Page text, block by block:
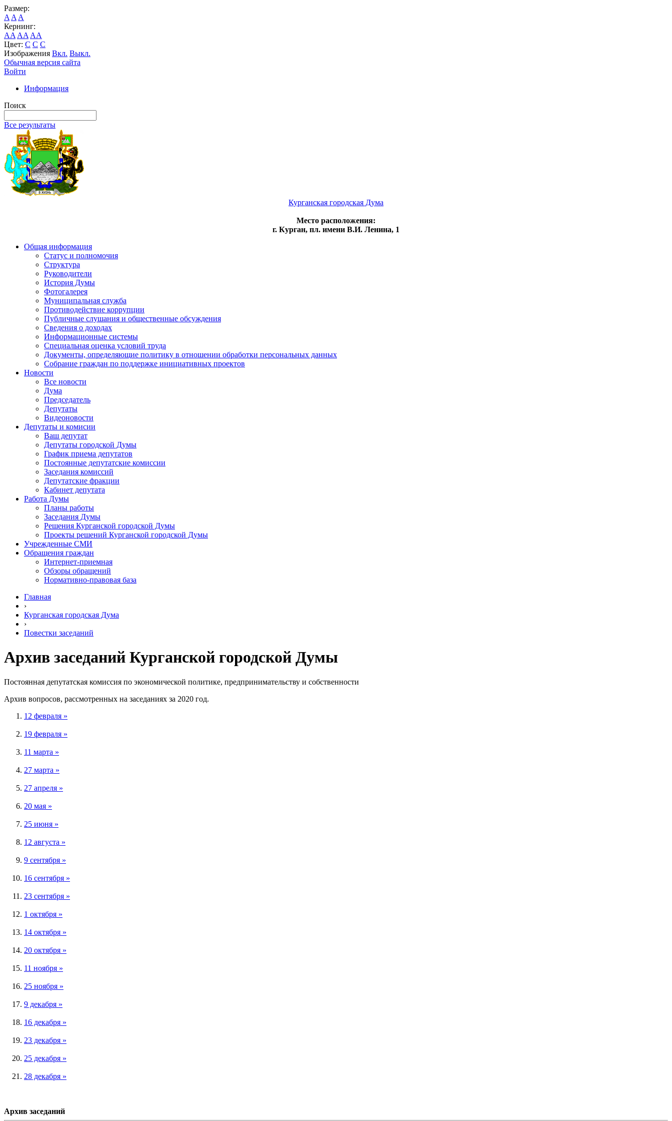
Размер:
A A A
Кернинг:
AA AA AA
Цвет: C C C
Изображения Вкл. Выкл.
Обычная версия сайта
Войти
Информация
Поиск
Все результаты
Курганская городская Дума
Место расположения:
г. Курган, пл. имени В.И. Ленина, 1
Общая информация
Статус и полномочия
Структура
Руководители
История Думы
Фотогалерея
Муниципальная служба
Противодействие коррупции
Публичные слушания и общественные обсуждения
Сведения о доходах
Информационные системы
Специальная оценка условий труда
Документы, определяющие политику в отношении обработки персональных данных
Собрание граждан по поддержке инициативных проектов
Новости
Все новости
Дума
Председатель
Депутаты
Видеоновости
Депутаты и комисии
Ваш депутат
Депутаты городской Думы
График приема депутатов
Постоянные депутатские комиссии
Заседания комиссий
Депутатские фракции
Кабинет депутата
Работа Думы
Планы работы
Заседания Думы
Решения Курганской городской Думы
Проекты решений Курганской городской Думы
Учрежденные СМИ
Обращения граждан
Интернет-приемная
Обзоры обращений
Нормативно-правовая база
Главная
›
Курганская городская Дума
›
Повестки заседаний
Архив заседаний Курганской городской Думы
Постоянная депутатская комиссия по экономической политике, предпринимательству и собственности
Архив вопросов, рассмотренных на заседаниях за 2020 год.
12 февраля »
19 февраля »
11 марта »
27 марта »
27 апреля »
20 мая »
25 июня »
12 августа »
9 сентября »
16 сентября »
23 сентября »
1 октября »
14 октября »
20 октября »
11 ноября »
25 ноября »
9 декабря »
16 декабря »
23 декабря »
25 декабря »
28 декабря »
Архив заседаний